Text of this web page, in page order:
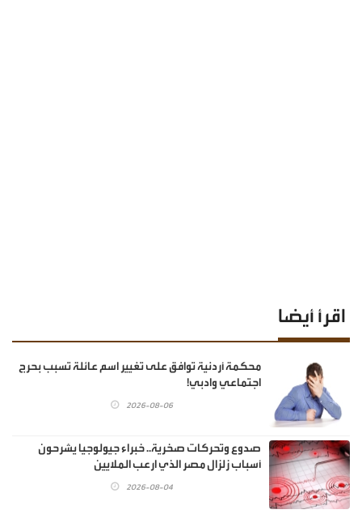
اقرأ أيضا
محكمة أردنية توافق على تغيير اسم عائلة تسبب بحرج
اجتماعي وادبي!
2026-08-06
صدوع وتحركات صخرية.. خبراء جيولوجيا يشرحون
أسباب زلزال مصر الذي ارعب الملايين
2026-08-04